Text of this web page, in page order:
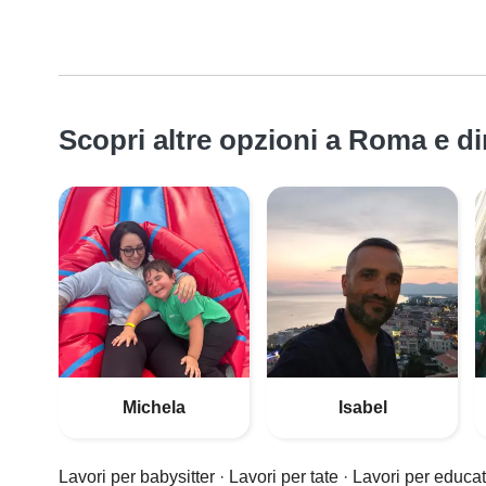
Scopri altre opzioni a Roma e
Michela Isabel
Lavori per babysitter · Lavori per tate · Lavori per